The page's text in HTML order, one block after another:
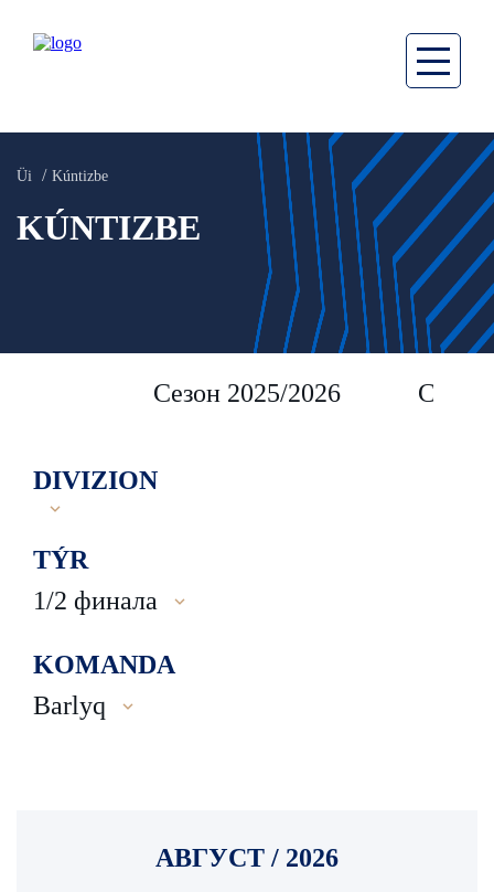
Üi Kúntizbe
KÚNTIZBE
Сезон 2025/2026 Сезон
DIVIZION
TÝR
1/2 финала
KOMANDA
Barlyq
АВГУСТ / 2026